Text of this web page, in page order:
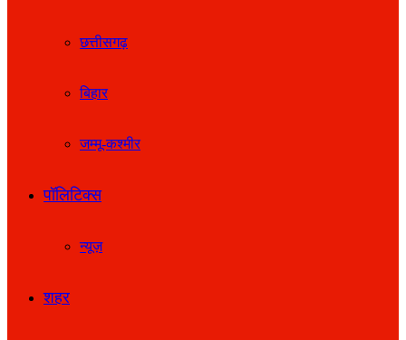
छत्तीसगढ़
बिहार
जम्मू-कश्मीर
पॉलिटिक्स
न्यूज़
शहर